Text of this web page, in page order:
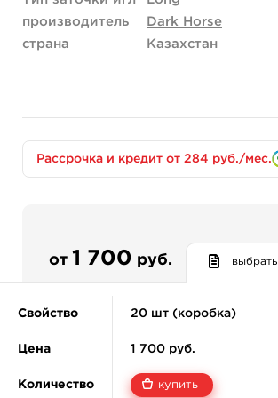
производитель
Dark Horse
страна
Казахстан
Рассрочка и кредит от 284 руб./мес.
от 1 700 руб. выбрать
Свойство
Цена
Количество
20 шт (коробка)
1 700 руб.
купить